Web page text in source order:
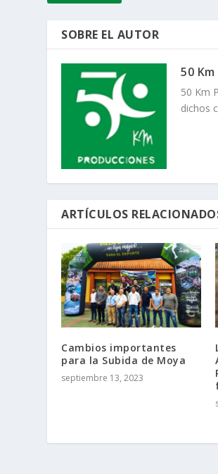
SOBRE EL AUTOR
50 Km
50 Km
dichos
ARTÍCULOS
Cambios importantes
para la Subida de Moya
septiembre 13, 2023